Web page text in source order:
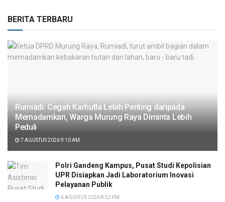
BERITA TERBARU
Rumiadi: Cegah Karhutla Lebih Penting daripada
Memadamkan, Warga Murung Raya Diminta Lebih
Peduli
7 AGUSTUS 2026 9:10 AM
Polri Gandeng Kampus, Pusat Studi Kepolisian
UPR Disiapkan Jadi Laboratorium Inovasi
Pelayanan Publik
6 AGUSTUS 2026 8:52 PM